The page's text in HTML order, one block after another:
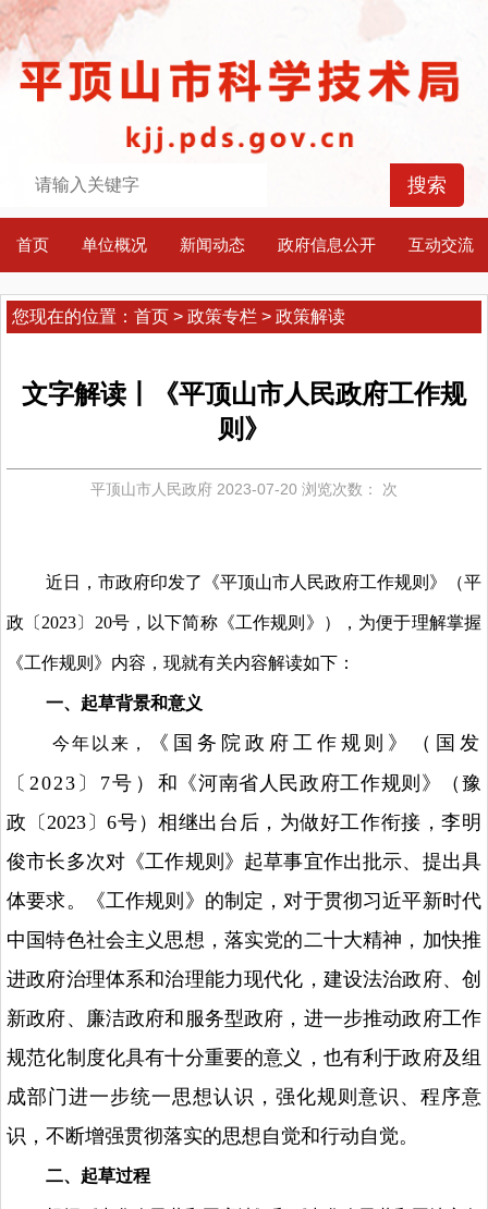
首页 单位概况 新闻动态 政府信息公开 互动交流
您现在的位置： 首页 > 政策专栏 > 政策解读
文字解读丨《平顶山市人民政府工作规
则》
平顶山市人民政府 2023-07-20 浏览次数： 次
近日，市政府印发了《平顶山市人民政府工作规则》（平
政〔2023〕20号，以下简称《工作规则》），为便于理解掌握
《工作规则》内容，现就有关内容解读如下：
一、起草背景和意义
今年以来，
《国务院政府工作规则》（国发
〔2023〕7号） 和《河南省人民政府工作规则》（豫
政〔2023〕6号）相继出台后， 为做好工作衔接，李明
俊市长多次对《工作规则》起草事宜作出批示、提出具
体要求。《工作规则》的制定，对于贯彻习近平新时代
中国特色社会主义思想，落实党的二十大精神，加快推
进政府治理体系和治理能力现代化，建设法治政府、创
新政府、廉洁政府和服务型政府，进一步推动政府工作
规范化制度化具有十分重要的意义，也有利于政府及组
成部门进一步统一思想认识，强化规则意识、程序意
识，不断增强贯彻落实的思想自觉和行动自觉。
二、起草过程